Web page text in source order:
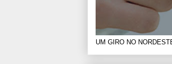
UM GIRO NO